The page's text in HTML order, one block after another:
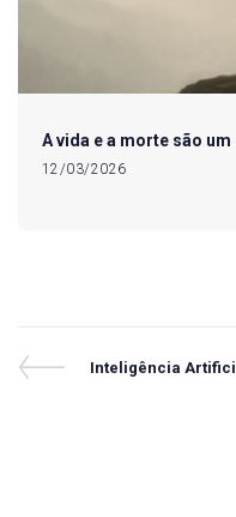
A vida e a morte são
12/03/2026
Navegação
Previous
Inteligência